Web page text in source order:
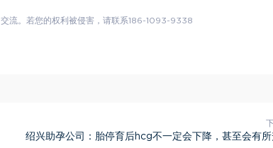
流。若您的权利被侵害，请联系186-1093-9338
绍兴助孕公司：胎停育后hcg不一定会下降，甚至会有所